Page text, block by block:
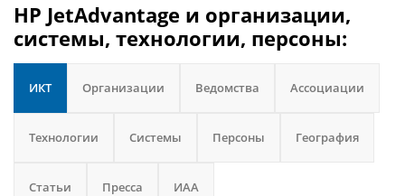
HP JetAdvantage и организации,
системы, технологии, персоны:
ИКТ Организации Ведомства Ассоциации
Технологии Системы Персоны География
Статьи Пресса ИАА